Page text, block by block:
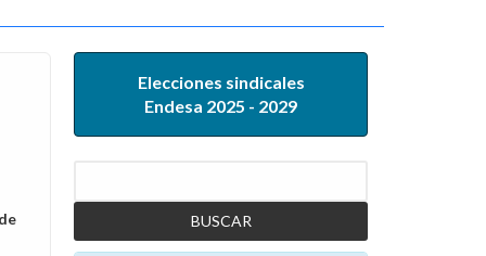
Elecciones sindicales
Endesa 2025 - 2029